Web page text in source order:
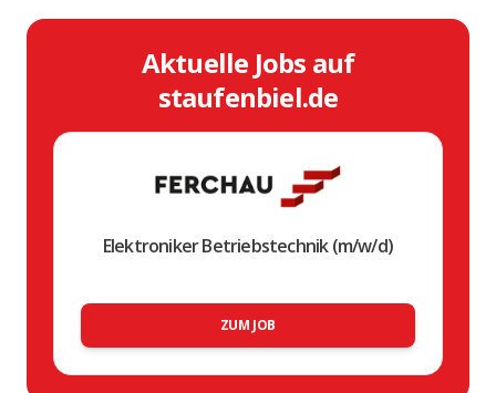
Aktuelle Jobs auf
staufenbiel.de
Elektroniker Betriebstechnik (m/w/d)
ZUM JOB